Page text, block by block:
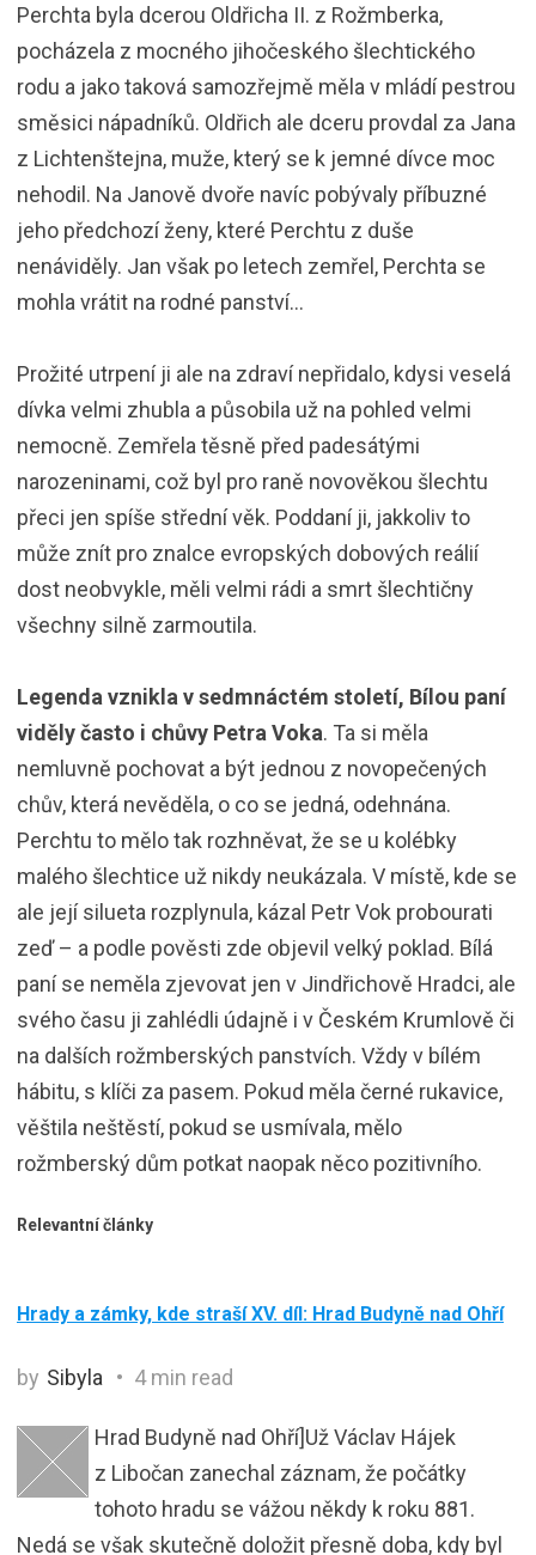
Perchta byla dcerou Oldřicha II. z Rožmberka,
pocházela z mocného jihočeského šlechtického
rodu a jako taková samozřejmě měla v mládí pestrou
směsici nápadníků. Oldřich ale dceru provdal za Jana
z Lichtenštejna, muže, který se k jemné dívce moc
nehodil. Na Janově dvoře navíc pobývaly příbuzné
jeho předchozí ženy, které Perchtu z duše
nenáviděly. Jan však po letech zemřel, Perchta se
mohla vrátit na rodné panství…
Prožité utrpení ji ale na zdraví nepřidalo, kdysi veselá
dívka velmi zhubla a působila už na pohled velmi
nemocně. Zemřela těsně před padesátými
narozeninami, což byl pro raně novověkou šlechtu
přeci jen spíše střední věk. Poddaní ji, jakkoliv to
může znít pro znalce evropských dobových reálií
dost neobvykle, měli velmi rádi a smrt šlechtičny
všechny silně zarmoutila.
Legenda vznikla v sedmnáctém století, Bílou paní
viděly často i chůvy Petra Voka. Ta si měla
nemluvně pochovat a být jednou z novopečených
chův, která nevěděla, o co se jedná, odehnána.
Perchtu to mělo tak rozhněvat, že se u kolébky
malého šlechtice už nikdy neukázala. V místě, kde se
ale její silueta rozplynula, kázal Petr Vok probourati
zeď – a podle pověsti zde objevil velký poklad. Bílá
paní se neměla zjevovat jen v Jindřichově Hradci, ale
svého času ji zahlédli údajně i v Českém Krumlově či
na dalších rožmberských panstvích. Vždy v bílém
hábitu, s klíči za pasem. Pokud měla černé rukavice,
věštila neštěstí, pokud se usmívala, mělo
rožmberský dům potkat naopak něco pozitivního.
Relevantní články
Hrady a zámky, kde straší XV. díl: Hrad Budyně nad Ohří
by Sibyla 4 min read
Hrad Budyně nad Ohří]Už Václav Hájek
z Libočan zanechal záznam, že počátky
tohoto hradu se vážou někdy k roku 881.
Nedá se však skutečně doložit přesně doba, kdy byl